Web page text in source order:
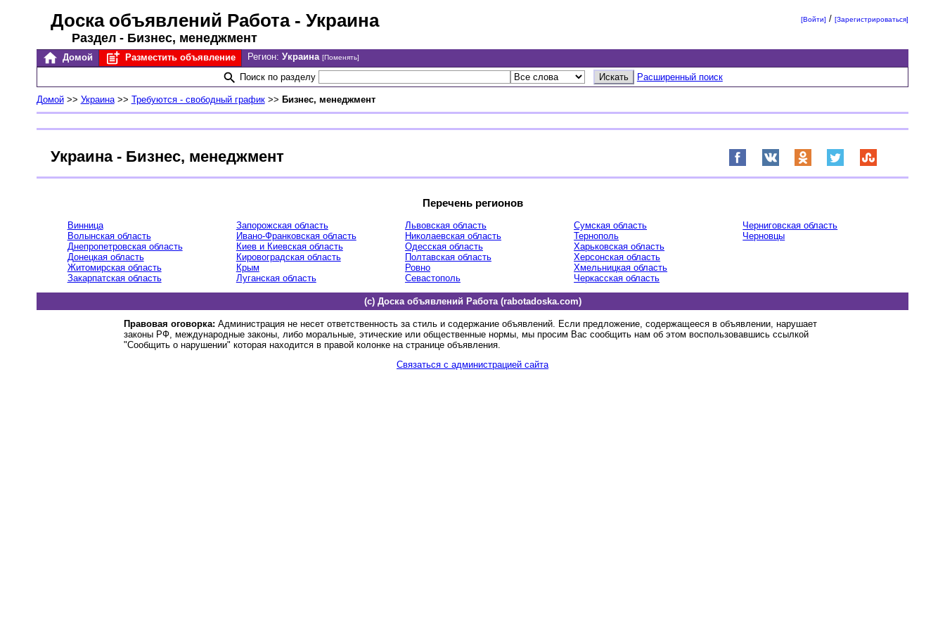
Доска объявлений Работа- Украина
Раздел - Бизнес, менеджмент
[Войти] /[Зарегистрироваться]
Домой Разместить объявление Регион: Украина [Поменять]
Поиск по разделу Расширенный поиск
Домой>> Украина>> Требуются - свободный график>> Бизнес, менеджмент
Украина - Бизнес, менеджмент
Перечень регионов
Винница
Волынская область
Днепропетровская область
Донецкая область
Житомирская область
Закарпатская область
Запорожская область
Ивано-Франковская область
Киев и Киевская область
Кировоградская область
Крым
Луганская область
Львовская область
Николаевская область
Одесская область
Полтавская область
Ровно
Севастополь
Сумская область
Тернополь
Харьковская область
Херсонская область
Хмельницкая область
Черкасская область
Черниговская область
Черновцы
(c) Доска объявлений Работа (rabotadoska.com)
Правовая оговорка: Администрация не несет ответственность за стиль и содержание объявлений. Если предложение, содержащееся в объявлении, нарушает
законы РФ, международные законы, либо моральные, этические или общественные нормы, мы просим Вас сообщить нам об этом воспользовавшись ссылкой
"Сообщить о нарушении" которая находится в правой колонке на странице объявления.
Связаться с администрацией сайта